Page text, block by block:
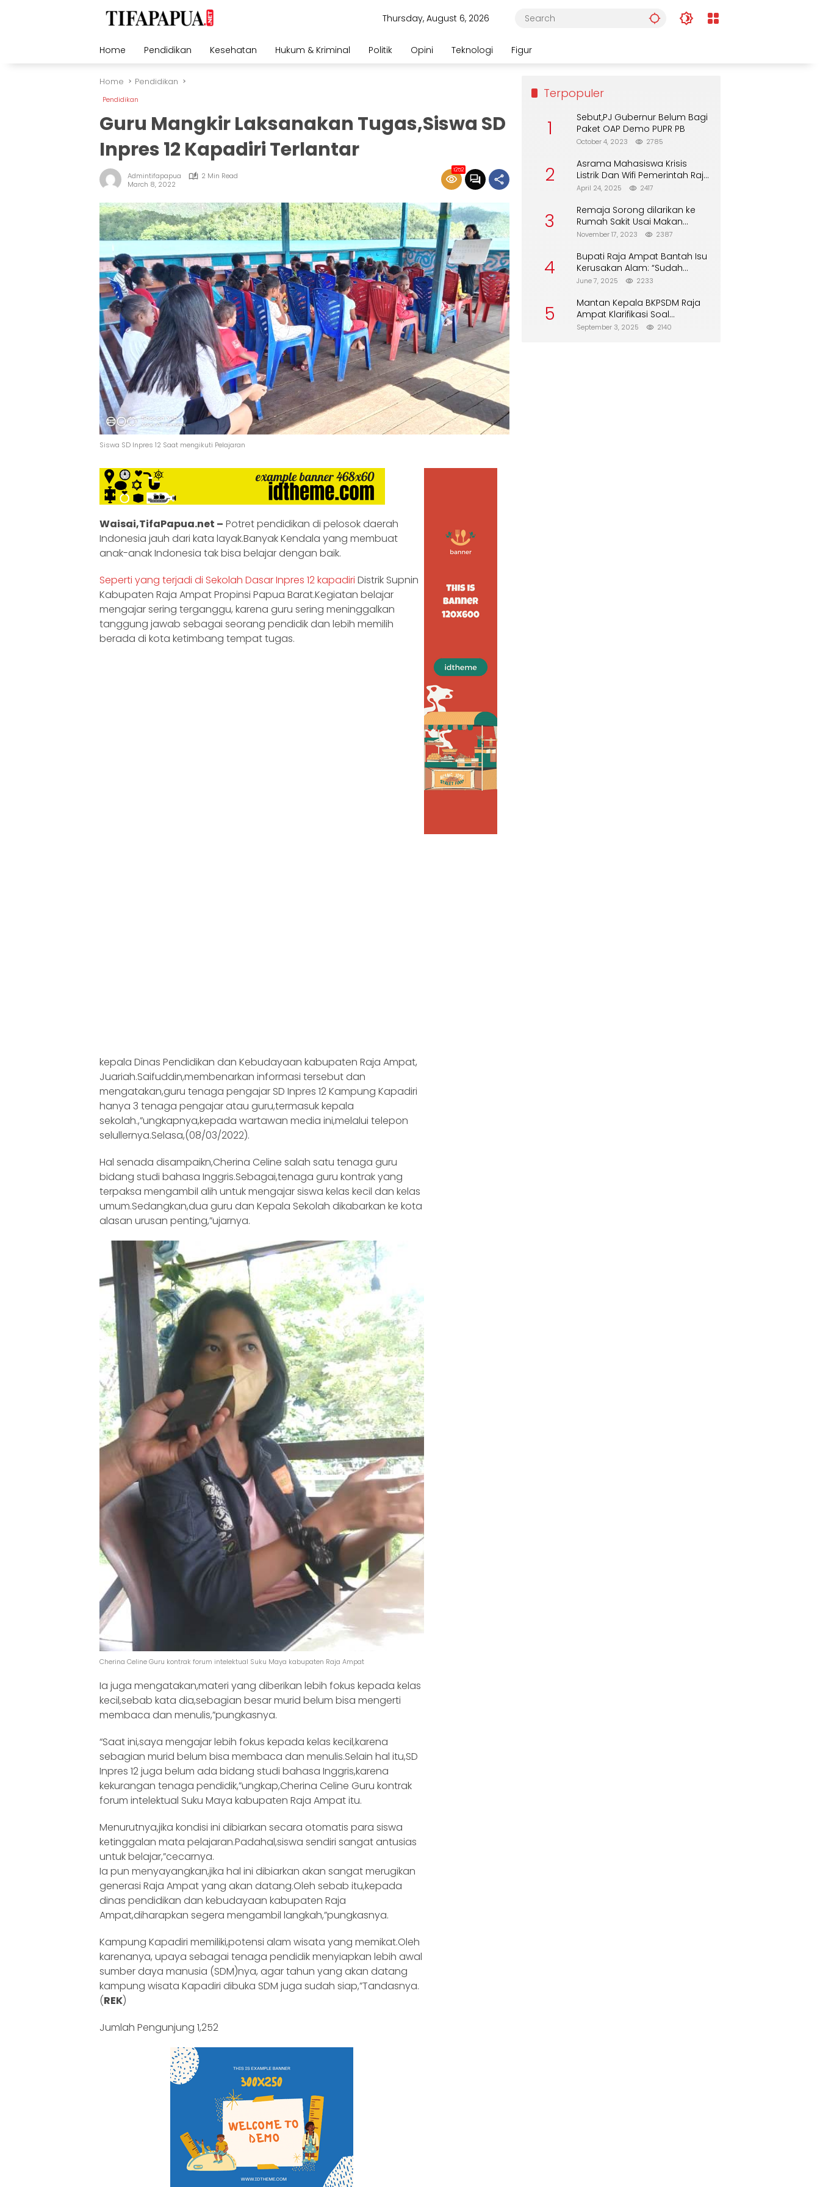
Thursday, August 6, 2026
Home Pendidikan Kesehatan Hukum & Kriminal Politik Opini Teknologi Figur
Home Pendidikan
Pendidikan
Guru Mangkir Laksanakan Tugas,Siswa SD
Inpres 12 Kapadiri Terlantar
Admintifapapua
2 Min Read
March 8, 2022
1252
Siswa SD Inpres 12 Saat mengikuti Pelajaran
Waisai,TifaPapua.net – Potret pendidikan di pelosok daerah
Indonesia jauh dari kata layak.Banyak Kendala yang membuat
anak-anak Indonesia tak bisa belajar dengan baik.
Seperti yang terjadi di Sekolah Dasar Inpres 12 kapadiri Distrik Supnin
Kabupaten Raja Ampat Propinsi Papua Barat.Kegiatan belajar
mengajar sering terganggu, karena guru sering meninggalkan
tanggung jawab sebagai seorang pendidik dan lebih memilih
berada di kota ketimbang tempat tugas.
kepala Dinas Pendidikan dan Kebudayaan kabupaten Raja Ampat,
Juariah.Saifuddin,membenarkan informasi tersebut dan
mengatakan,guru tenaga pengajar SD Inpres 12 Kampung Kapadiri
hanya 3 tenaga pengajar atau guru,termasuk kepala
sekolah.,”ungkapnya,kepada wartawan media ini,melalui telepon
selullernya.Selasa,(08/03/2022).
Hal senada disampaikn,Cherina Celine salah satu tenaga guru
bidang studi bahasa Inggris.Sebagai,tenaga guru kontrak yang
terpaksa mengambil alih untuk mengajar siswa kelas kecil dan kelas
umum.Sedangkan,dua guru dan Kepala Sekolah dikabarkan ke kota
alasan urusan penting,”ujarnya.
Cherina Celine Guru kontrak forum intelektual Suku Maya kabupaten Raja Ampat
Ia juga mengatakan,materi yang diberikan lebih fokus kepada kelas
kecil,sebab kata dia,sebagian besar murid belum bisa mengerti
membaca dan menulis,”pungkasnya.
“Saat ini,saya mengajar lebih fokus kepada kelas kecil,karena
sebagian murid belum bisa membaca dan menulis.Selain hal itu,SD
Inpres 12 juga belum ada bidang studi bahasa Inggris,karena
kekurangan tenaga pendidik,”ungkap,Cherina Celine Guru kontrak
forum intelektual Suku Maya kabupaten Raja Ampat itu.
Menurutnya,jika kondisi ini dibiarkan secara otomatis para siswa
ketinggalan mata pelajaran.Padahal,siswa sendiri sangat antusias
untuk belajar,”cecarnya.
Ia pun menyayangkan,jika hal ini dibiarkan akan sangat merugikan
generasi Raja Ampat yang akan datang.Oleh sebab itu,kepada
dinas pendidikan dan kebudayaan kabupaten Raja
Ampat,diharapkan segera mengambil langkah,”pungkasnya.
Kampung Kapadiri memiliki,potensi alam wisata yang memikat.Oleh
karenanya, upaya sebagai tenaga pendidik menyiapkan lebih awal
sumber daya manusia (SDM)nya, agar tahun yang akan datang
kampung wisata Kapadiri dibuka SDM juga sudah siap,”Tandasnya.
(REK)
Jumlah Pengunjung 1,252
Terpopuler
1
Sebut,PJ Gubernur Belum Bagi
Paket OAP Demo PUPR PB
October 4, 2023 2785
2
Asrama Mahasiswa Krisis
Listrik Dan Wifi Pemerintah Raja
Ampat Alasan Tunggu DPA
April 24, 2025 2417
3
Remaja Sorong dilarikan ke
Rumah Sakit Usai Makan
Biskuit dari Alfamart
November 17, 2023 2387
4
Bupati Raja Ampat Bantah Isu
Kerusakan Alam: “Sudah
Direboisasi dan Tidak Merusak
June 7, 2025 2233
5
Mantan Kepala BKPSDM Raja
Ampat Klarifikasi Soal
Pergantian Jabatan
September 3, 2025 2140